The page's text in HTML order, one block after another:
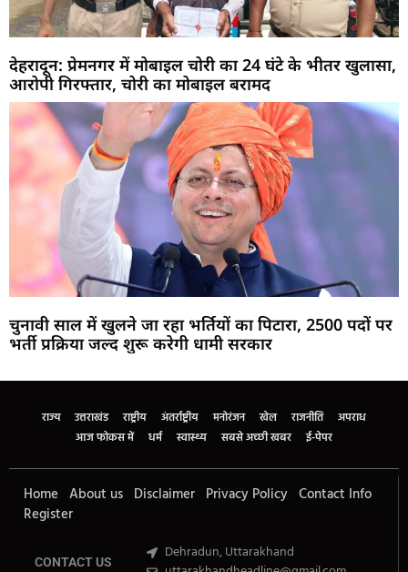
देहरादून: प्रेमनगर में मोबाइल चोरी का 24 घंटे के भीतर खुलासा,
आरोपी गिरफ्तार, चोरी का मोबाइल बरामद
चुनावी साल में खुलने जा रहा भर्तियों का पिटारा, 2500 पदों पर
भर्ती प्रक्रिया जल्द शुरू करेगी धामी सरकार
राज्य उत्तराखंड राष्ट्रीय अंतर्राष्ट्रीय मनोरंजन खेल राजनीति
अपराध
आज फोकस में
धर्म स्वास्थ्य सबसे अच्छी खबर ई-पेपर
Home About us Disclaimer Privacy Policy Contact Info
Register
CONTACT US
Dehradun, Uttarakhand